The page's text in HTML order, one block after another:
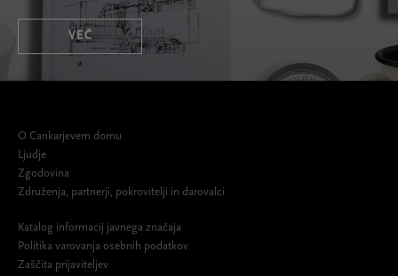
VEČ
O Cankarjevem domu
Ljudje
Zgodovina
Združenja, partnerji, pokrovitelji in darovalci
Katalog informacij javnega značaja
Politika varovanja osebnih podatkov
Zaščita prijaviteljev